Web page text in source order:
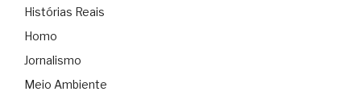
Histórias Reais
Homo
Jornalismo
Meio Ambiente